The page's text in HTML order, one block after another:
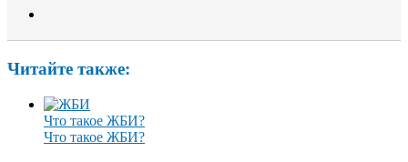
Читайте также:
Что такое ЖБИ?
Что такое ЖБИ?